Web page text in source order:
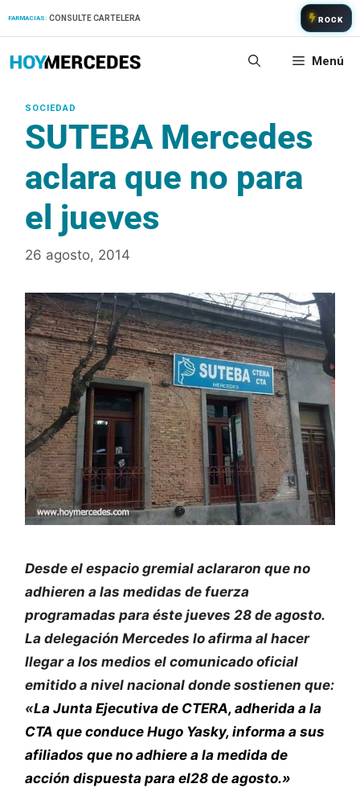
FARMACIAS: CONSULTE CARTELERA ROCK
Menú
SUTEBA Mercedes
aclara que no para
el jueves
26 agosto, 2014
Desde el espacio gremial aclararon que no
adhieren a las medidas de fuerza
programadas para éste jueves 28 de agosto.
La delegación Mercedes lo afirma al hacer
llegar a los medios el comunicado oficial
emitido a nivel nacional donde sostienen que:
«La Junta Ejecutiva de CTERA, adherida a la
CTA que conduce Hugo Yasky, informa a sus
afiliados que no adhiere a la medida de
acción dispuesta para el28 de agosto.»